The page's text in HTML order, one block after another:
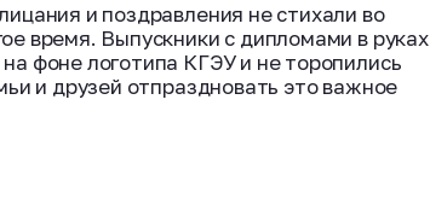
и поздравления не стихали во
время. Выпускники с дипломами в руках
фоне логотипа КГЭУ и не торопились
и друзей отпраздновать это важное